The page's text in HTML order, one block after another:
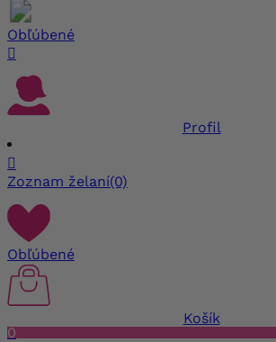
Obľúbené

Profil

Zoznam želaní(0)
Obľúbené
Košík
0